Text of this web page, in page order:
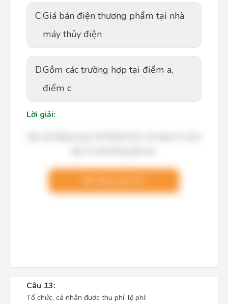
C.Giá bán điện thương phẩm tại nhà
máy thủy điện
D.Gồm các trường hợp tại điểm a,
điểm c
Lời giải:
Câu 13:
Tổ chức, cá nhân được thu phí, lệ phí: